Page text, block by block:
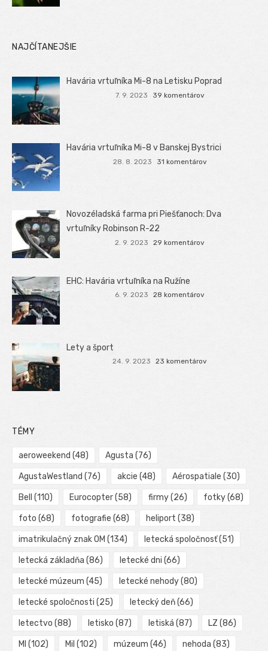
NAJČÍTANEJŠIE
Havária vrtuľníka Mi-8 na Letisku Poprad
7. 9. 2023 39 komentárov
Havária vrtuľníka Mi-8 v Banskej Bystrici
28. 8. 2023 31 komentárov
Novozéladská farma pri Piešťanoch: Dva
vrtuľníky Robinson R-22
2. 9. 2023 29 komentárov
EHC: Havária vrtuľníka na Ružíne
6. 9. 2023 28 komentárov
Lety a šport
24. 9. 2023 23 komentárov
TÉMY
aeroweekend (48) Agusta (76)
AgustaWestland (76) akcie (48) Aérospatiale (30)
Bell (110) Eurocopter(58) firmy(26) fotky(68)
foto (68) fotografie (68) heliport (38)
imatrikulačný znak OM (134) letecká spoločnosť(51)
letecká základňa (86) letecké dni (66)
letecké múzeum (45) letecké nehody(80)
letecké spoločnosti (25) letecký deň(66)
letectvo (88) letisko (87) letiská (87) LZ (86)
MI (102) Mil (102) múzeum (46) nehoda (83)